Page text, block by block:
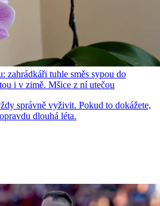
zahrádkáři tuhle směs sypou do
i v zimě. Mšice z ní utečou
správně vyživit. Pokud to dokážete,
dlouhá léta.